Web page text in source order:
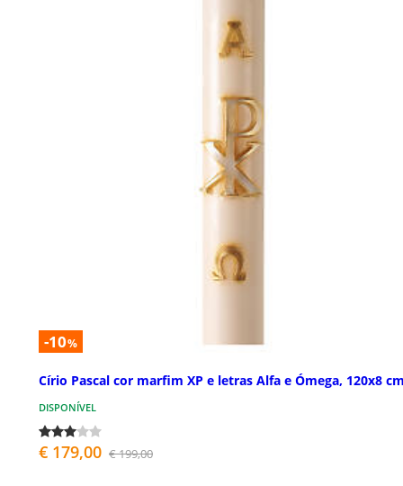
-10%
Círio Pascal cor marfim XP e letras Alfa e Ómega, 120x8
DISPONÍVEL
€ 179,00 € 199,00